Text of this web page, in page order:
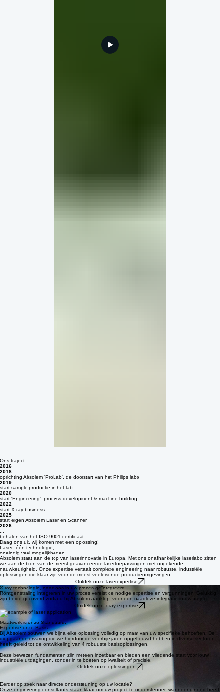
Ons traject
2016
2018
oprichting Absolem 'ProLab', de doorstart van het Philips labo
2019
start sample productie in het lab
2020
start 'Engineering': process development & machine building
2022
start X-ray business
2025
start eigen Absolem Laser en Scanner
2026
...
behalen van het ISO 9001 certificaat
Daag ons uit, wij komen met een oplossing!
Laser: één technologie,
oneindig veel mogelijkheden
Absolem staat aan de top van laserinnovatie in Europa. Met ons onafhankelijke laserlabo zitten
we aan de bron van de meest geavanceerde lasertoepassingen met ongekende
nauwkeurigheid. Onze expertise vertaalt complexe engineering naar robuuste, industriële
oplossingen die klaar zijn voor de meest veeleisende productieomgevingen.
Ontdek onze laserexpertise
X-ray technologie, naadloos in uw proces geïntegreerd
Röntgenstraling integreren in uw proces vereist de nodige expertise en vergunningen. Gelukkig
zijn beide gecoverd zodra u bij Absolem aanklopt voor een naadloze integratie in uw project.
Ontdek onze x-ray expertise
Maatwerk is onze Standaard,
Bij Absolem bouwen we bijna elke oplossing volledig op maat van uw specifieke behoeften. De
diepgaande ervaring die we hierdoor de voorbije jaren opgebouwd hebben in diverse sectoren
heeft geleid tot de ontwikkeling van 4 robuuste basisoplossingen.